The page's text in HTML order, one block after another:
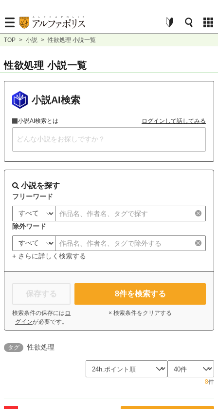
TOP > 小説 > 性欲処理 小説一覧
性欲処理 小説一覧
小説AI検索
小説AI検索とは ログインして話してみる
小説を探す
フリーワード
除外ワード
+ さらに詳しく検索する
保存する
検索条件の保存には ロ
グインが必要です。
8件を検索する
× 検索条件をクリアする
タグ 性欲処理
8件